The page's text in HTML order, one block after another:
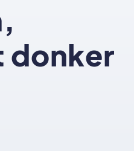
donker